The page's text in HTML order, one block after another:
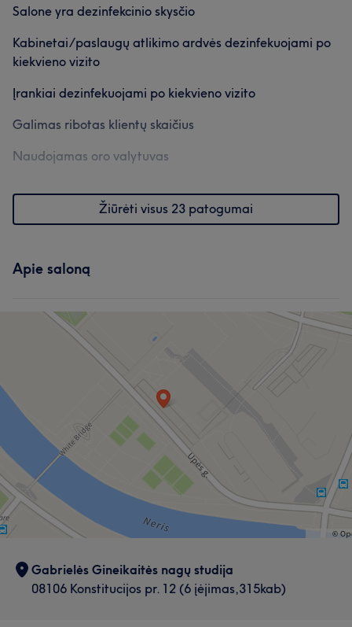
Salone yra dezinfekcinio skysčio
Kabinetai/paslaugų atlikimo ardvės dezinfekuojami po
kiekvieno vizito
Įrankiai dezinfekuojami po kiekvieno vizito
Galimas ribotas klientų skaičius
Naudojamas oro valytuvas
Žiūrėti visus 23 patogumai
Apie saloną
Gabrielės Gineikaitės nagų studija
08106 Konstitucijos pr. 12 (6 įėjimas,315kab)